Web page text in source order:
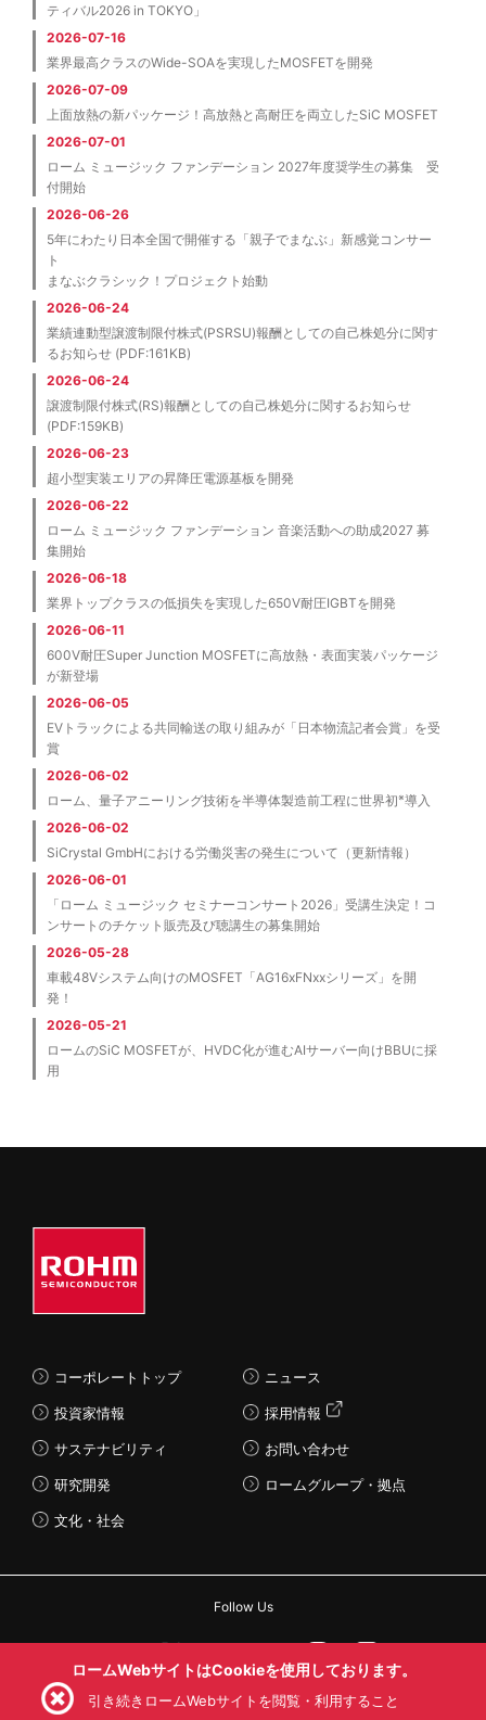
ティバル2026 in TOKYO」
2026-07-16
業界最高クラスのWide-SOAを実現したMOSFETを開発
2026-07-09
上面放熱の新パッケージ！高放熱と高耐圧を両立したSiC MOSFET
2026-07-01
ローム ミュージック ファンデーション 2027年度奨学生の募集 受
付開始
2026-06-26
5年にわたり日本全国で開催する「親子でまなぶ」新感覚コンサー
ト
まなぶクラシック！プロジェクト始動
2026-06-24
業績連動型譲渡制限付株式(PSRSU)報酬としての自己株処分に関す
るお知らせ (PDF:161KB)
2026-06-24
譲渡制限付株式(RS)報酬としての自己株処分に関するお知らせ
(PDF:159KB)
2026-06-23
超小型実装エリアの昇降圧電源基板を開発
2026-06-22
ローム ミュージック ファンデーション 音楽活動への助成2027 募
集開始
2026-06-18
業界トップクラスの低損失を実現した650V耐圧IGBTを開発
2026-06-11
600V耐圧Super Junction MOSFETに高放熱・表面実装パッケージ
が新登場
2026-06-05
EVトラックによる共同輸送の取り組みが「日本物流記者会賞」を受
賞
2026-06-02
ローム、量子アニーリング技術を半導体製造前工程に世界初※導入
2026-06-02
SiCrystal GmbHにおける労働災害の発生について（更新情報）
2026-06-01
「ローム ミュージック セミナーコンサート2026」受講生決定！コ
ンサートのチケット販売及び聴講生の募集開始
2026-05-28
車載48Vシステム向けのMOSFET「AG16xFNxxシリーズ」を開
発！
2026-05-21
ロームのSiC MOSFETが、HVDC化が進むAIサーバー向けBBUに採
用
コーポレートトップ
投資家情報
サステナビリティ
研究開発
文化・社会
ニュース
採用情報
お問い合わせ
ロームグループ・拠点
Follow Us
ロームWebサイトはCookieを使用しております。
引き続きロームWebサイトを閲覧・利用すること